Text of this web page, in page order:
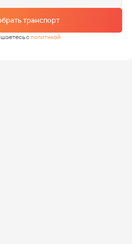
транспорт
сполитикой